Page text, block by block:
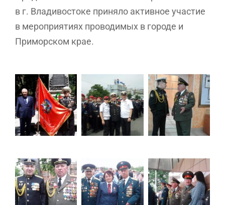
в г. Владивостоке приняло активное участие
в мероприятиях проводимых в городе и
Приморском крае.